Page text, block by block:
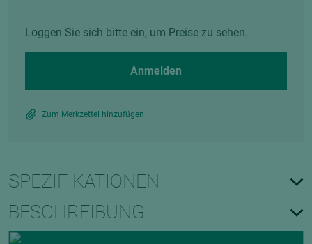
Loggen Sie sich bitte ein, um Preise zu sehen.
Anmelden
Zum Merkzettel hinzufügen
SPEZIFIKATIONEN
BESCHREIBUNG